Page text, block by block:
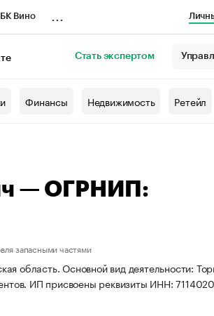
Вино
Стать экспертом
Финансы Недвижимость Ретейл
— ОГРНИП:
запасными частями
область. Основной вид деятельности:
ИП присвоены реквизиты ИНН: